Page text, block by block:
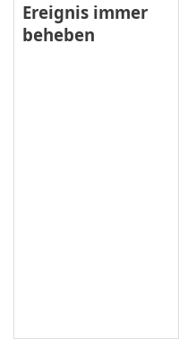
Ereignis immer
beheben